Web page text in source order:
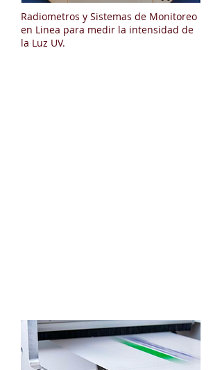
Radiometros y Sistemas de Monitoreo
en Linea para medir la intensidad de
la Luz UV.